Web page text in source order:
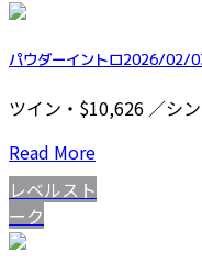
パウダーイントロ2026/02/
ツイン・$10,626 ／シ
Read More
レベルスト
ーク